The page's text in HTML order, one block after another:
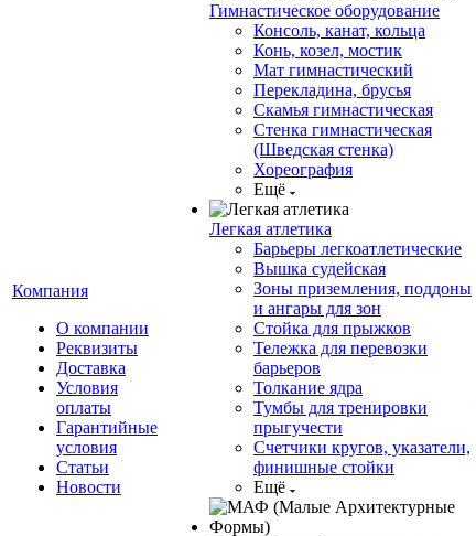
Компания
О компании
Реквизиты
Доставка
Условия
оплаты
Гарантийные
условия
Статьи
Новости
Гимнастическое оборудование
Консоль, канат, кольца
Конь, козел, мостик
Мат гимнастический
Перекладина, брусья
Скамья гимнастическая
Стенка гимнастическая
(Шведская стенка)
Хореография
Ещё
Легкая атлетика
Барьеры легкоатлетические
Вышка судейская
Зоны приземления, поддоны
и ангары для зон
Стойка для прыжков
Тележка для перевозки
барьеров
Толкание ядра
Тумбы для тренировки
прыгучести
Счетчики кругов, указатели,
финишные стойки
Ещё